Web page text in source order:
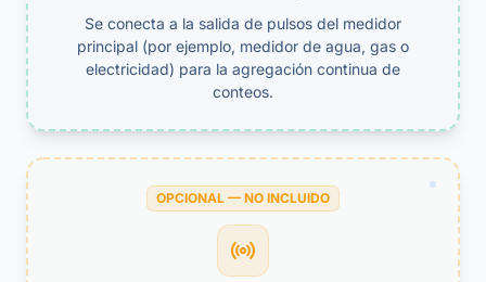
Se conecta a la salida de pulsos del medidor
principal (por ejemplo, medidor de agua, gas o
electricidad) para la agregación continua de
conteos.
OPCIONAL — NO INCLUIDO